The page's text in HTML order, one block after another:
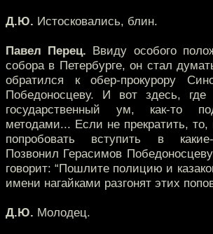
Д.Ю. Истосковались, блин.
Павел Перец. Ввиду особого
собора в Петербурге, он стал
обратился к обер-прокурору
Победоносцеву. И вот здесь, где
государственный ум, как-то
методами... Если не прекратить, то,
попробовать вступить в
Позвонил Герасимов
говорит: “Пошлите полицию и
имени нагайками разгонят этих
Д.Ю. Молодец.